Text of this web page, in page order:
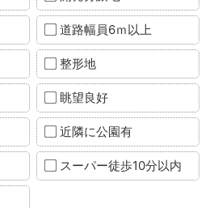
道路幅員6ｍ以上
整形地
眺望良好
近隣に公園有
スーパー徒歩10分以内